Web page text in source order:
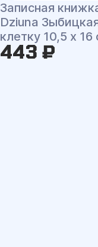
Записная
Dziuna
клетку 10,5 x 16
443 ₽